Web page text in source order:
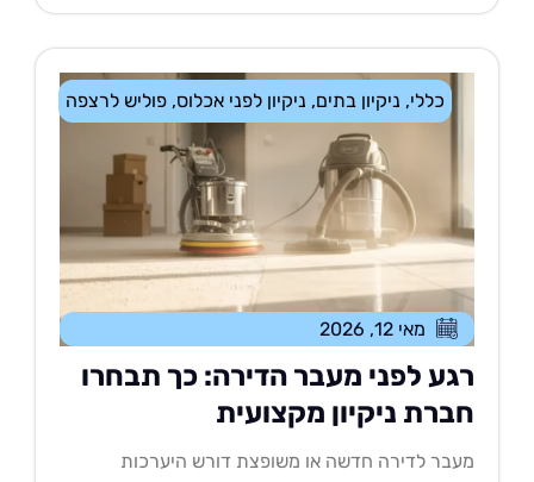
ניקיון בתים,ניקיון לפני אכלוס,פוליש לרצפה
מאי 12, 2026
לפני מעבר הדירה: כך תבחרו
ניקיון מקצועית
לדירה חדשה או משופצת דורש היערכות